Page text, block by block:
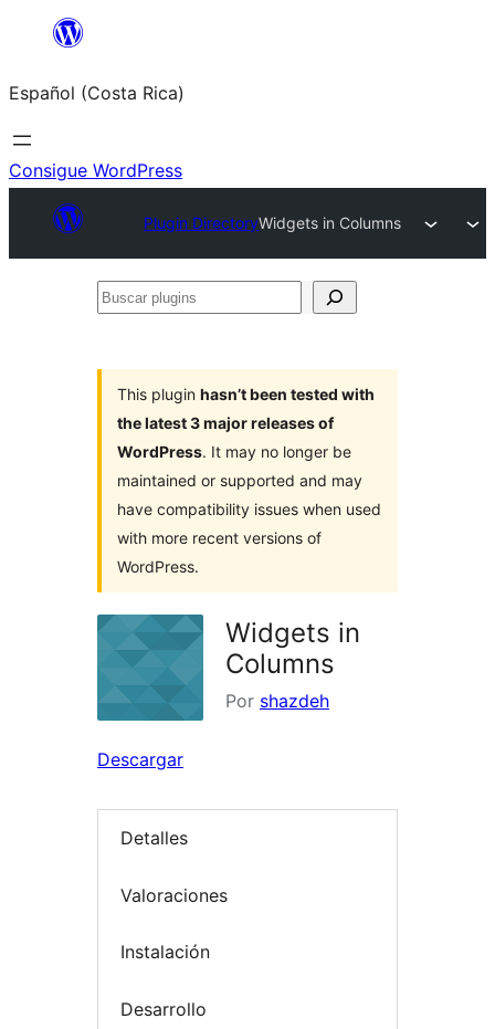
Saltar
contenido
Español (Costa Rica)
Consigue WordPress
Plugin DirectoryWidgets in Columns
Buscar
This plugin hasn’t been tested with
the latest 3 major releases of
WordPress. It may no longer be
maintained or supported and may
have compatibility issues when used
with more recent versions of
WordPress.
Widgets in
Columns
Por shazdeh
Descargar
Detalles
Valoraciones
Instalación
Desarrollo